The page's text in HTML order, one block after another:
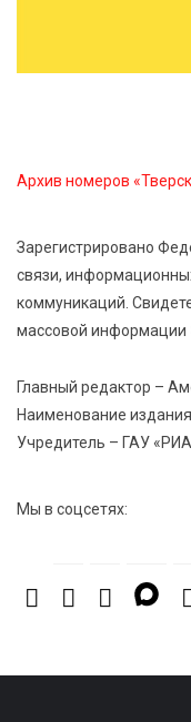
августа с
6 Авг 2026 08:40
дождь: что ждёт
сегодня
Архив номеров
Зарегистрировано
связи,
коммуникаций.
массовой
Главный редактор –
Наименование
Учредитель – ГАУ
Мы в соцсетях: